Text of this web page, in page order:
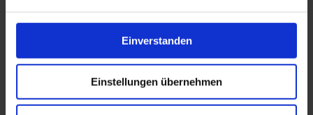
Einverstanden
Einstellungen übernehmen
Quelle: VDI Wissensforum